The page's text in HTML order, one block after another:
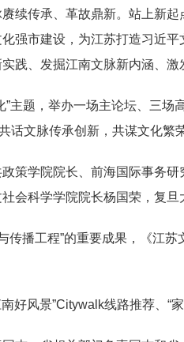
续传承、革故鼎新。站上新
强市建设，为江苏打造习近
践、发掘江南文脉新内涵、
题，举办一场主论坛、三场
话文脉传承创新，共谋文化繁
学院院长、前海国际事务研
会科学学院院长杨国荣，复旦
播工程”的重要成果，《江苏
风景”Citywalk线路推荐、“家